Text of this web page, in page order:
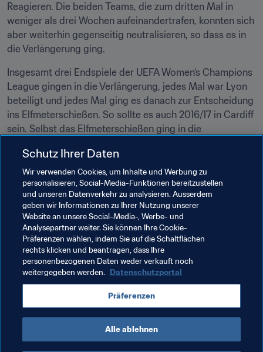
Reagieren. Die beiden Teams, die zum dritten Mal in
weniger als drei Wochen aufeinandertrafen, konnten sich
aber weiterhin gegenseitig neutralisieren, so dass es in
die Verlängerung ging.
Insgesamt drei Endspiele der UEFA Women‘s Champions
League gingen in die Verlängerung, jedes Mal war Lyon
beteiligt und jedes Mal ging es danach zur Entscheidung
ins Elfmeterschießen. So sollte es auch 2016/17 in Cardiff
sein. Selbst das Elfmeterschießen ging in die
am Ende behauptete sich Lyon nach 16 Elfmetern und
durfte zum vierten Mal den begehrten Pokal in die Hände
nehmen. Bereits das französische Pokalfinale am 19. Mai
zwischen beiden Klubs ging nach Elfmeterschießen mit
7:6 an den französischen Meister.
Verwandte Themen
France UEFA
Schutz Ihrer Daten
Wir verwenden Cookies, um Inhalte und Werbung zu
personalisieren, Social-Media-Funktionen bereitzustellen
und unseren Datenverkehr zu analysieren. Ausserdem
geben wir Informationen zu Ihrer Nutzung unserer
Website an unsere Social-Media-, Werbe- und
Analysepartner weiter. Sie können Ihre Cookie-
Präferenzen wählen, indem Sie auf die Schaltflächen
rechts klicken und beantragen, dass Ihre
personenbezogenen Daten weder verkauft noch
weitergegeben werden. Datenschutzportal
Präferenzen
Alle ablehnen